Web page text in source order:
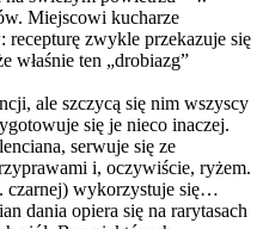
Miejscowi kucharze
recepturę zwykle przekazuje się
właśnie ten „drobiazg”
ale szczycą się nim wszyscy
się je nieco inaczej.
serwuje się ze
i, oczywiście, ryżem.
czarnej) wykorzystuje się…
dania opiera się na rarytasach